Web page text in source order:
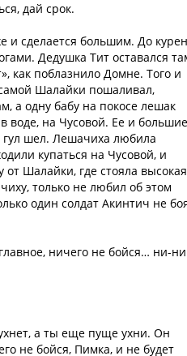
дай срок.
и сделается большим. До
Дедушка Тит оставался
как поблазнило Домне. Того и
самой Шалайки пошаливал,
а одну бабу на покосе лешак
воде, на Чусовой. Ее и большие
гул шел. Лешачиха любила
купаться на Чусовой, и
от Шалайки, где стояла высокая
только не любил об этом
один солдат Акинтич не
ничего не бойся… ни-
а ты еще пуще ухни. Он
не бойся, Пимка, и не будет